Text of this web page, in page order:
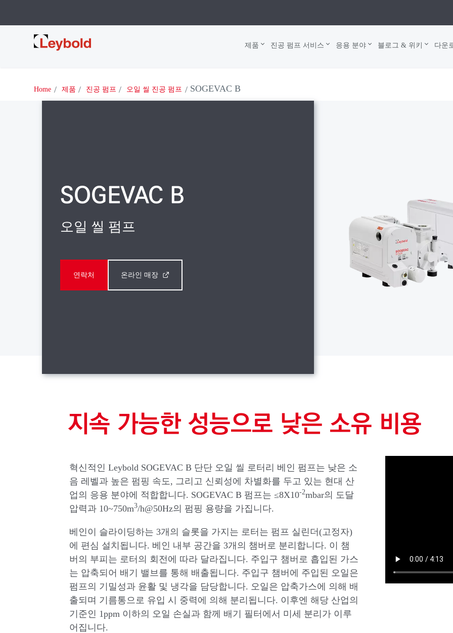
Leybold
제품 진공 펌프 서비스 응용 분야 블로그 & 위키 다운
Home 제품 진공 펌프 오일 씰 진공 펌프 SOGEVAC B
SOGEVAC B
오일 씰 펌프
연락처 온라인 매장
지속 가능한 성능으로 낮은 소유 비용
혁신적인 Leybold SOGEVAC B 단단 오일 씰 로터리 베인 펌프는 낮은 소
음 레벨과 높은 펌핑 속도, 그리고 신뢰성에 차별화를 두고 있는 현대 산
업의 응용 분야에 적합합니다. SOGEVAC B 펌프는 ≤8X10-2mbar의 도달
압력과 10~750m3/h@50Hz의 펌핑 용량을 가집니다.
베인이 슬라이딩하는 3개의 슬롯을 가지는 로터는 펌프 실린더(고정자)
에 편심 설치됩니다. 베인 내부 공간을 3개의 챔버로 분리합니다. 이 챔
버의 부피는 로터의 회전에 따라 달라집니다. 주입구 챔버로 흡입된 가스
는 압축되어 배기 밸브를 통해 배출됩니다. 주입구 챔버에 주입된 오일은
펌프의 기밀성과 윤활 및 냉각을 담당합니다. 오일은 압축가스에 의해 배
출되며 기름통으로 유입 시 중력에 의해 분리됩니다. 이후엔 해당 산업의
기준인 1ppm 이하의 오일 손실과 함께 배기 필터에서 미세 분리가 이루
어집니다.